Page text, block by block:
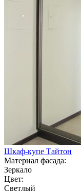
Шкаф-купе Тайтон
Материал фасада:
Зеркало
Цвет:
Светлый